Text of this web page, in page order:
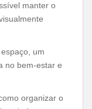
manter o
um
no bem-estar e
organizar o